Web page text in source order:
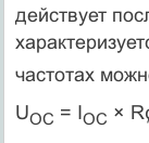
действует
частотах
UОС = IОС ×